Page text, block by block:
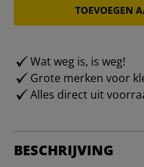
TOEVOEGEN
Wat weg is, is weg!
Grote merken voor
Alles direct uit
BESCHRIJVING